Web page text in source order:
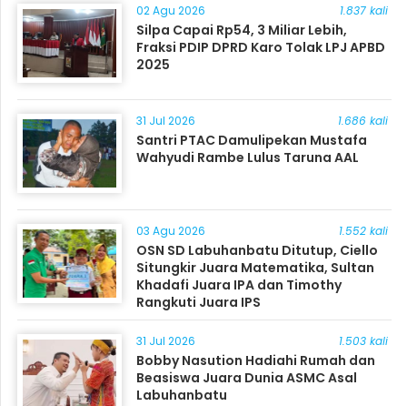
02 Agu 2026 1.837 kali
Silpa Capai Rp54, 3 Miliar Lebih,
Fraksi PDIP DPRD Karo Tolak LPJ APBD
2025
31 Jul 2026 1.686 kali
Santri PTAC Damulipekan Mustafa
Wahyudi Rambe Lulus Taruna AAL
03 Agu 2026 1.552 kali
OSN SD Labuhanbatu Ditutup, Ciello
Situngkir Juara Matematika, Sultan
Khadafi Juara IPA dan Timothy
Rangkuti Juara IPS
31 Jul 2026 1.503 kali
Bobby Nasution Hadiahi Rumah dan
Beasiswa Juara Dunia ASMC Asal
Labuhanbatu